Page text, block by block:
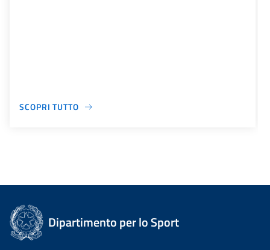
SCOPRI TUTTO
Dipartimento per lo Sport